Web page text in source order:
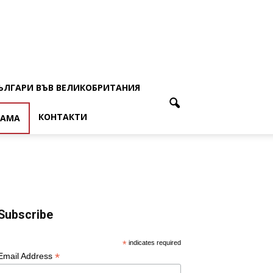
ВЪВ ВЕЛИКОБРИТАНИЯ
КОНТАКТИ
* indicates required
Address *